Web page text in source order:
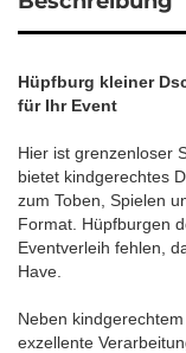
Hüpfburg kleiner
für Ihr Event
Hier ist grenzenloser
bietet kindgerechtes
zum Toben, Spielen
Format. Hüpfburgen
Eventverleih fehlen,
Have.
Neben
exzellente